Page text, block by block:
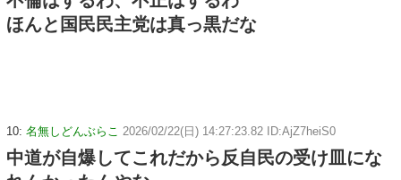
ほんと国民民主党は真っ黒だな
10: 名無しどんぶらこ 2026/02/22(日) 14:27:23.82 ID:AjZ7heiS0
中道が自爆してこれだから反自民の受け皿にな